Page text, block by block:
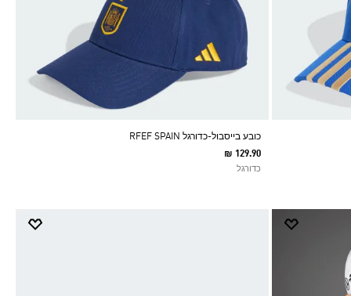
כובע בייסבול-כדורגל RFEF SPAIN
₪ 129.90
כדורגל